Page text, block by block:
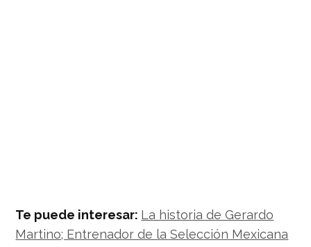
Te puede interesar: La historia de Gerardo
Martino; Entrenador de la Selección Mexicana